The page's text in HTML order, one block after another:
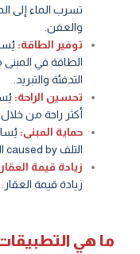
تسرب الماء إلى
والعفن.
توفير الطاقة:
الطاقة في
التدفئة والتبريد.
تحسين الراحة:
أكثر راحة من
حماية المبنى:
التلف caused by العوامل الجوية القاسية.
زيادة قيمة
زيادة قيمة العقار.
ما هي